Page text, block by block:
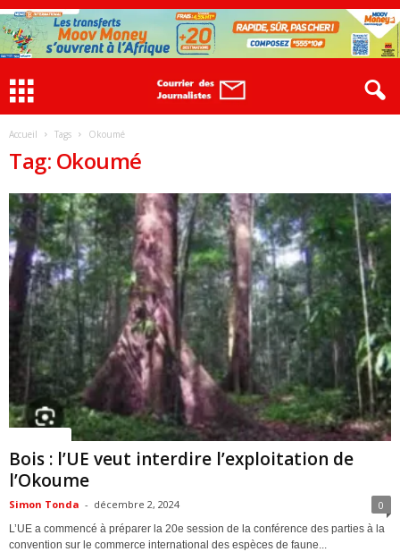
Accueil Tags Okoumé
Tag: Okoumé
Bois : l’UE veut interdire l’exploitation de
l’Okoume
Simon Tonda - décembre 2, 2024 0
L’UE a commencé à préparer la 20e session de la conférence des parties à la
convention sur le commerce international des espèces de faune...